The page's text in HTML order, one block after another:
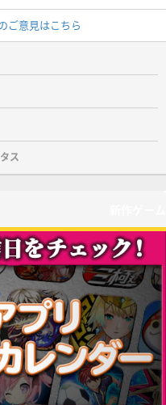
ご意見はこちら
ス